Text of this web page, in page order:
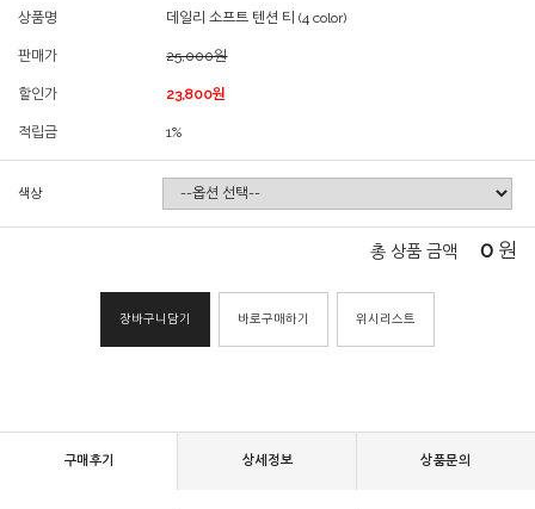
상품명 데일리 소프트 텐션 티 (4 color)
판매가 25,000원
할인가 23,800원
적립금 1%
색상
총 상품 금액 0 원
장바구니담기 바로구매하기 위시리스트
구매후기 상세정보 상품문의